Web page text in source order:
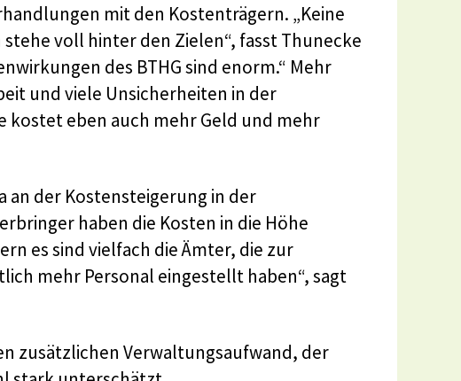
mit den Kostenträgern. „Keine
voll hinter den Zielen“, fasst Thunecke
des BTHG sind enorm.“ Mehr
und viele Unsicherheiten in der
kostet eben auch mehr Geld und mehr
an der Kostensteigerung in der
haben die Kosten in die Höhe
es sind vielfach die Ämter, die zur
mehr Personal eingestellt haben“, sagt
zusätzlichen Verwaltungsaufwand, der